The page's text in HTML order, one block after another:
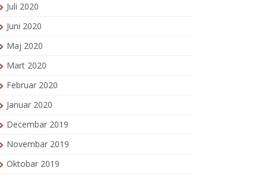
Juli 2020
Juni 2020
Maj 2020
Mart 2020
Februar 2020
Januar 2020
Decembar 2019
Novembar 2019
Oktobar 2019